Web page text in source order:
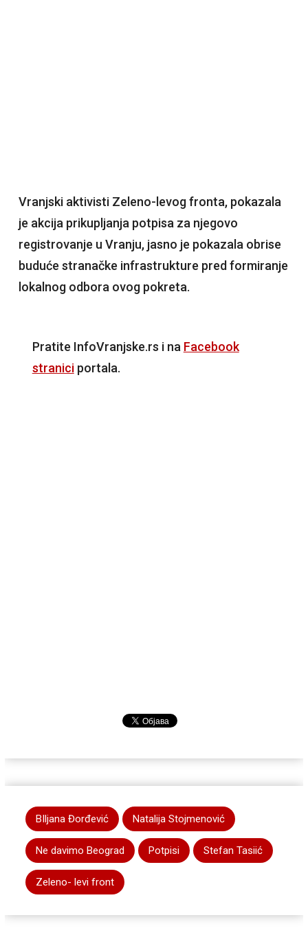
Vranjski aktivisti Zeleno-levog fronta, pokazala
je akcija prikupljanja potpisa za njegovo
registrovanje u Vranju, jasno je pokazala obrise
buduće stranačke infrastrukture pred formiranje
lokalnog odbora ovog pokreta.
Pratite InfoVranjske.rs i na Facebook
straniciportala.
BIljana Đorđević Natalija Stojmenović
Ne davimo Beograd Potpisi Stefan Tasiić
Zeleno- levi front